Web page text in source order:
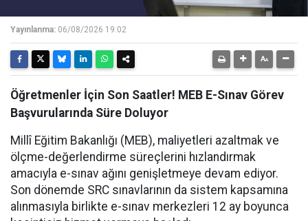
Yayınlanma: 06/08/2026 19:02
Öğretmenler İçin Son Saatler! MEB E-Sınav Görev
Başvurularında Süre Doluyor
Millî Eğitim Bakanlığı (MEB), maliyetleri azaltmak ve
ölçme-değerlendirme süreçlerini hızlandırmak
amacıyla e-sınav ağını genişletmeye devam ediyor.
Son dönemde SRC sınavlarının da sistem kapsamına
alınmasıyla birlikte e-sınav merkezleri 12 ay boyunca